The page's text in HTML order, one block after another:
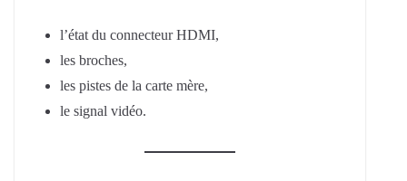
l’état du connecteur HDMI,
les broches,
les pistes de la carte mère,
le signal vidéo.